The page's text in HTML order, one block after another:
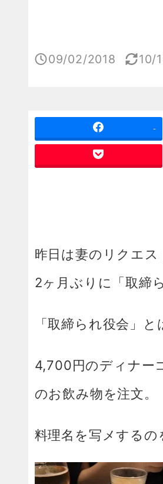
投稿日
09/02/2018
更新日
10/
-
昨日は妻のリクエ
2ヶ月ぶりに「取締
「取締られ役会」
4,700円のディナー
のお飲み物を注文。
料理名を写メするの